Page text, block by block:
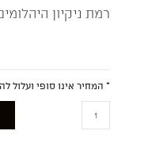
רמת ניקיון
* המחיר אינו סופי